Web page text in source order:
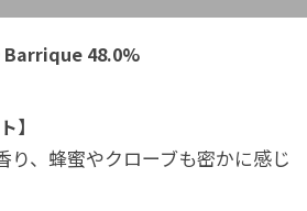
Barrique 48.0%
】
り、蜂蜜やクローブも密かに感じ